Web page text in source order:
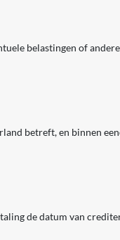
belastingen of
betreft, en binnen
de datum van